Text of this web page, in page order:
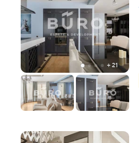
+ 21